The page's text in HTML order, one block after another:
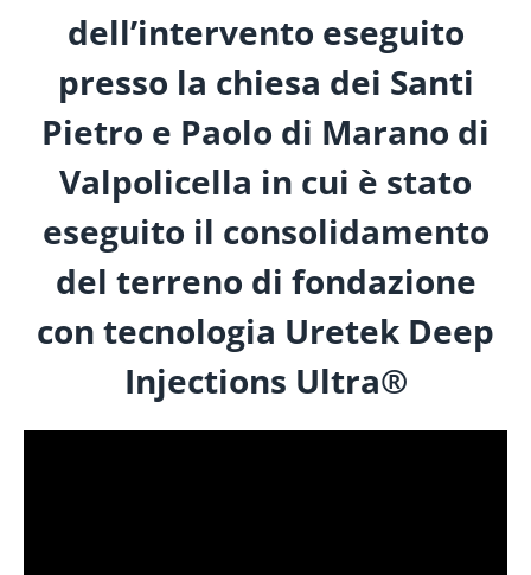
dell’intervento eseguito
presso la chiesa dei Santi
Pietro e Paolo di Marano di
Valpolicella in cui è stato
eseguito il consolidamento
del terreno di fondazione
con tecnologia Uretek Deep
Injections Ultra®